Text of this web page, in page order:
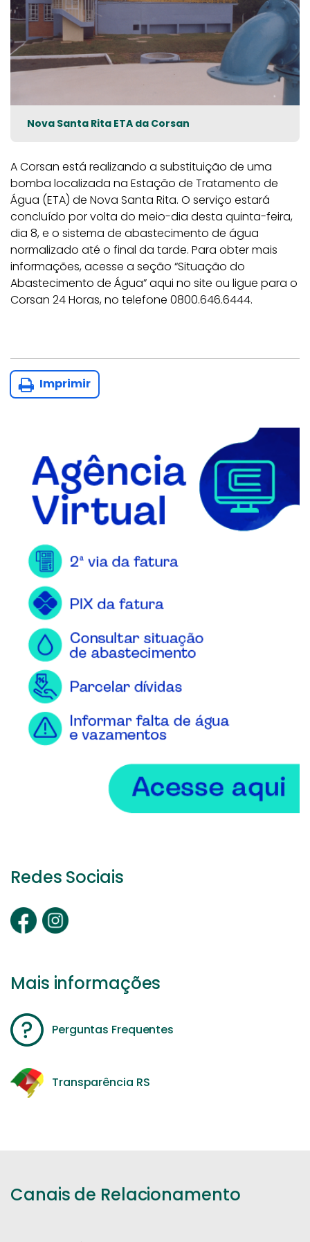
Nova Santa Rita ETA da Corsan
A Corsan está realizando a substituição de uma
bomba localizada na Estação de Tratamento de
Água (ETA) de Nova Santa Rita. O serviço estará
concluído por volta do meio-dia desta quinta-feira,
dia 8, e o sistema de abastecimento de água
normalizado até o final da tarde. Para obter mais
informações, acesse a seção “Situação do
Abastecimento de Água” aqui no site ou ligue para o
Corsan 24 Horas, no telefone 0800.646.6444.
Imprimir
Redes Sociais
Mais informações
Perguntas Frequentes
Transparência RS
Canais de Relacionamento